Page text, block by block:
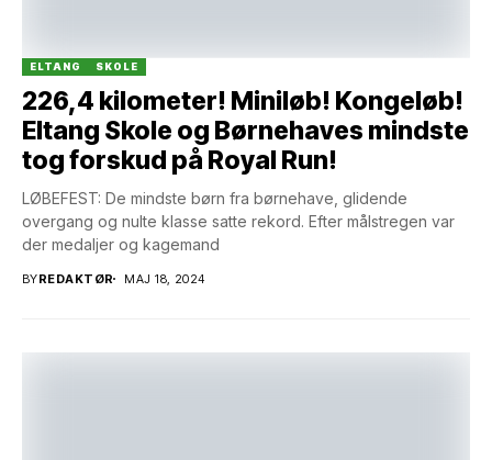
ELTANG SKOLE
226,4 kilometer! Miniløb! Kongeløb!
Eltang Skole og Børnehaves mindste
tog forskud på Royal Run!
LØBEFEST: De mindste børn fra børnehave, glidende
overgang og nulte klasse satte rekord. Efter målstregen var
der medaljer og kagemand
BYREDAKTØR MAJ 18, 2024